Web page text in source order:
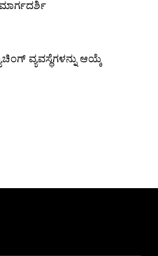
ವ್ಯವಸ್ಥೆಗಳನ್ನು ಆಯ್ಕೆ